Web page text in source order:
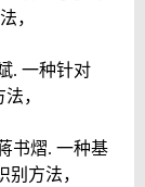
，
. 一种针对
，
书熠. 一种基
方法，